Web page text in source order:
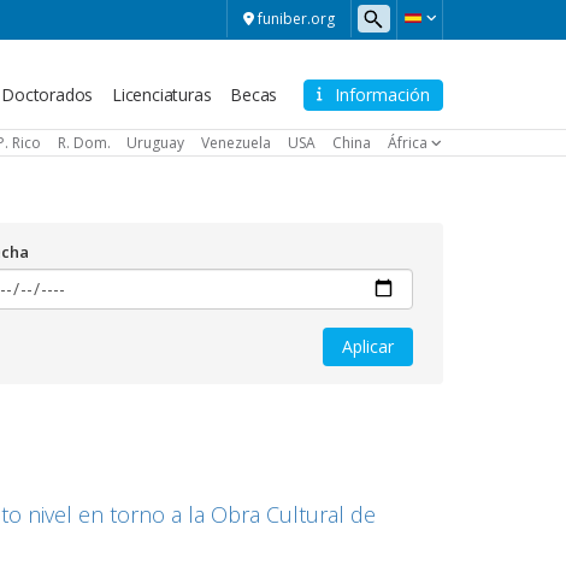
funiber.org
Información
Doctorados Licenciaturas Becas
Rico R. Dom. Uruguay Venezuela USA China África
nivel en torno a la Obra Cultural de